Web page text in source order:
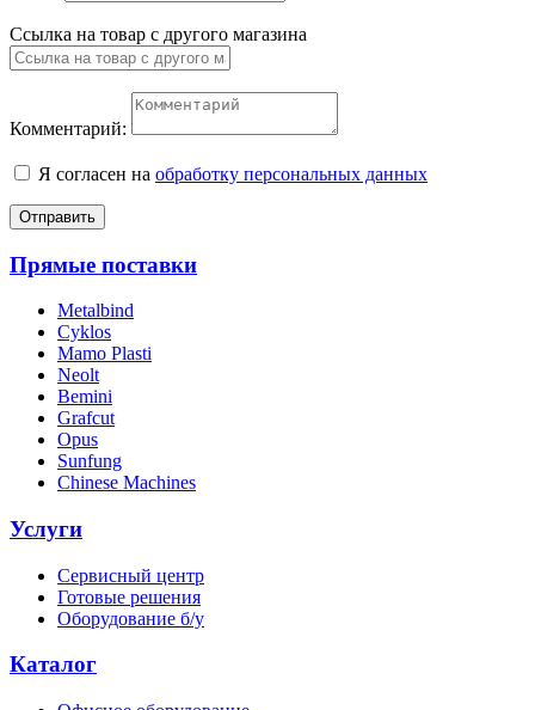
Ссылка на товар с другого магазина
Комментарий:
Я согласен на обработку персональных данных
Отправить
Прямые поставки
Metalbind
Cyklos
Mamo Plasti
Neolt
Bemini
Grafcut
Opus
Sunfung
Chinese Machines
Услуги
Сервисный центр
Готовые решения
Оборудование б/у
Каталог